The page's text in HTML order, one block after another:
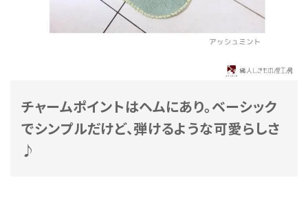
チャームポイントはヘムにあり。ベーシック
でシンプルだけど、弾けるような可愛らしさ
♪